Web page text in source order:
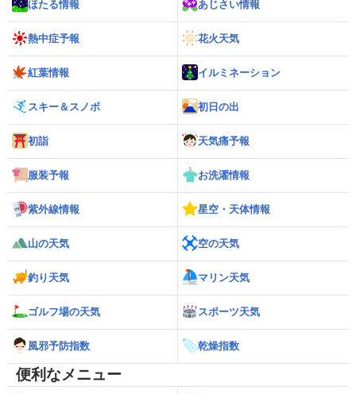
ほたる情報 あじさい情報
熱中症予報 花火天気
紅葉情報 イルミネーション
スキー＆スノボ 初日の出
初詣 天気痛予報
服装予報 お洗濯情報
紫外線情報 星空・天体情報
山の天気 空の天気
釣り天気 マリン天気
ゴルフ場の天気 スポーツ天気
風邪予防指数 乾燥指数
便利なメニュー